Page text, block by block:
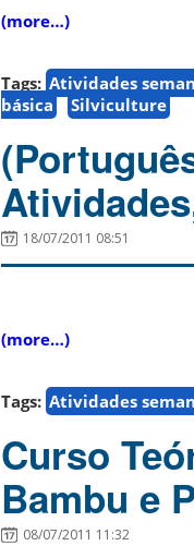
(more…)
Tags: Atividades
básica
Silviculture
18/07/2011 08:51
(more…)
Tags: Atividades
Curso
Bambu e
08/07/2011 11:32